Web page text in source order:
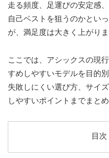
走る頻度、足運びの安定感
自己ベストを狙うのかとい
が、満足度は大きく上がりま
ここでは、アシックスの現
すめしやすいモデルを目的
失敗しにくい選び方、サイ
しやすいポイントまでまとめ
目次